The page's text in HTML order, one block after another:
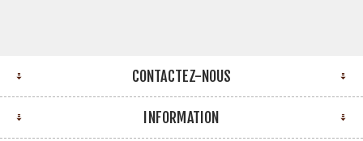
CONTACTEZ-NOUS
INFORMATION